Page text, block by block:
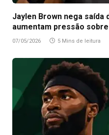
Jaylen Brown nega saída
aumentam pressão
07/05/2026 5 Mins de leitura